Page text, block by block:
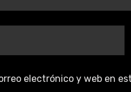
electrónico y web en